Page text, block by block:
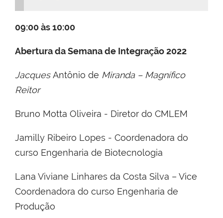
09:00 às 10:00
Abertura da Semana de Integração 2022
JacquesAntônio de Miranda – Magnífico
Reitor
Bruno Motta Oliveira - Diretor do CMLEM
Jamilly Ribeiro Lopes - Coordenadora do
curso Engenharia de Biotecnologia
Lana Viviane Linhares da Costa Silva – Vice
Coordenadora do curso Engenharia de
Produção